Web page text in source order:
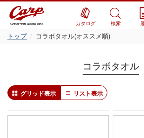
CARP OFFICIAL GOODS SHOP カタログ 検索
トップ コラボタオル(オススメ順)
コラボタオル
グリッド表示 リスト表示